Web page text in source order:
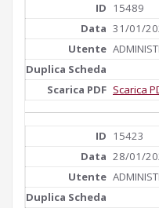
15489
31/01/
Scarica
15423
28/01/